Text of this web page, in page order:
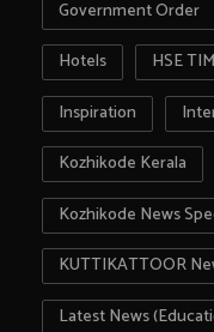
Government Order
Hotels
HSE
Inspiration
Kozhikode Kerala
Kozhikode News
KUTTIKATTOOR
Latest News